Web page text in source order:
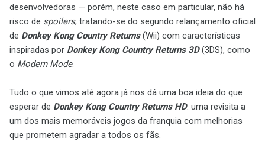
desenvolvedoras — porém, neste caso em particular, não há
risco de spoilers, tratando-se do segundo relançamento oficial
de Donkey Kong Country Returns(Wii) com características
inspiradas por Donkey Kong Country Returns 3D(3DS), como
o Modern Mode.
Tudo o que vimos até agora já nos dá uma boa ideia do que
esperar de Donkey Kong Country Returns HD: uma revisita a
um dos mais memoráveis jogos da franquia com melhorias
que prometem agradar a todos os fãs.